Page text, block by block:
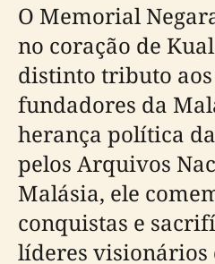
O Memorial
no coração de
distinto tributo aos
fundadores da
herança política
pelos Arquivos
Malásia, ele
conquistas e
líderes visionários